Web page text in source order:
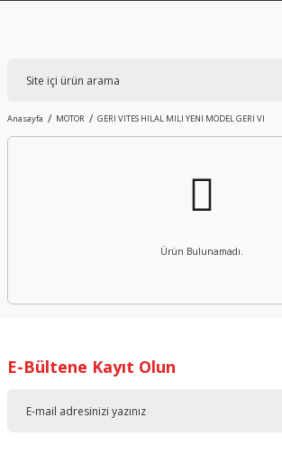
Anasayfa MOTOR GERI VITES HILAL MILI YENI MODEL GERI VI
Ürün Bulunamadı.
E-Bültene Kayıt Olun